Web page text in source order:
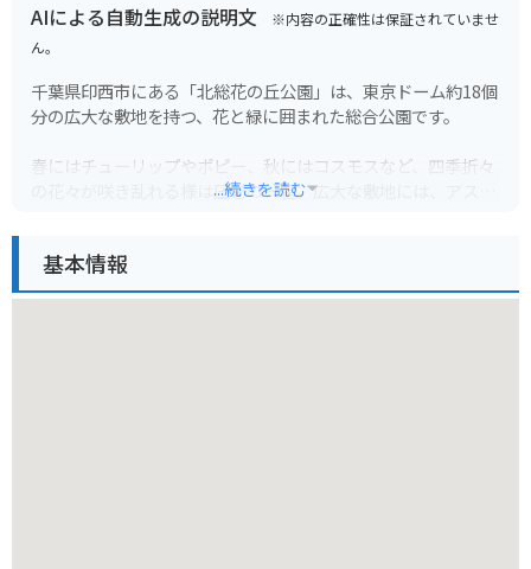
AIによる自動生成の説明文 ※内容の正確性は保証されていませ
ん。
千葉県印西市にある「北総花の丘公園」は、東京ドーム約18個
分の広大な敷地を持つ、花と緑に囲まれた総合公園です。
春にはチューリップやポピー、秋にはコスモスなど、四季折々
の花々が咲き乱れる様は圧巻の一言。広大な敷地には、アスレ
や売店もあるので、食事の心配もいりません。
...続きを読む
基本情報